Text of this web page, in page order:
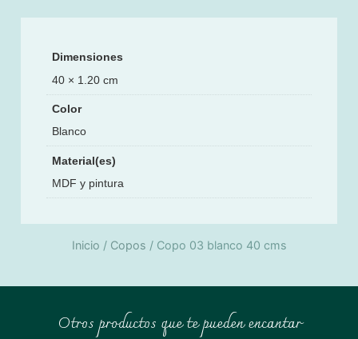
Dimensiones
40 × 1.20 cm
Color
Blanco
Material(es)
MDF y pintura
Inicio / Copos / Copo 03 blanco 40 cms
Otros productos que te pueden encantar